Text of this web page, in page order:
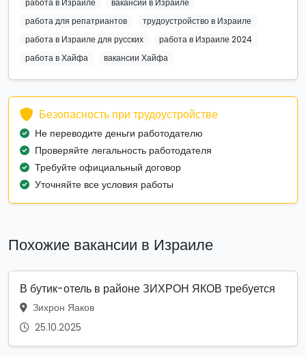
работа в Израиле
вакансии в Израиле
работа для репатриантов
трудоустройство в Израиле
работа в Израиле для русских
работа в Израиле 2024
работа в Хайфа
вакансии Хайфа
Безопасность при трудоустройстве
Не переводите деньги работодателю
Проверяйте легальность работодателя
Требуйте официальный договор
Уточняйте все условия работы
Похожие вакансии в Израиле
В бутик-отель в районе ЗИХРОН ЯКОВ требуется
Зихрон Яаков
25.10.2025